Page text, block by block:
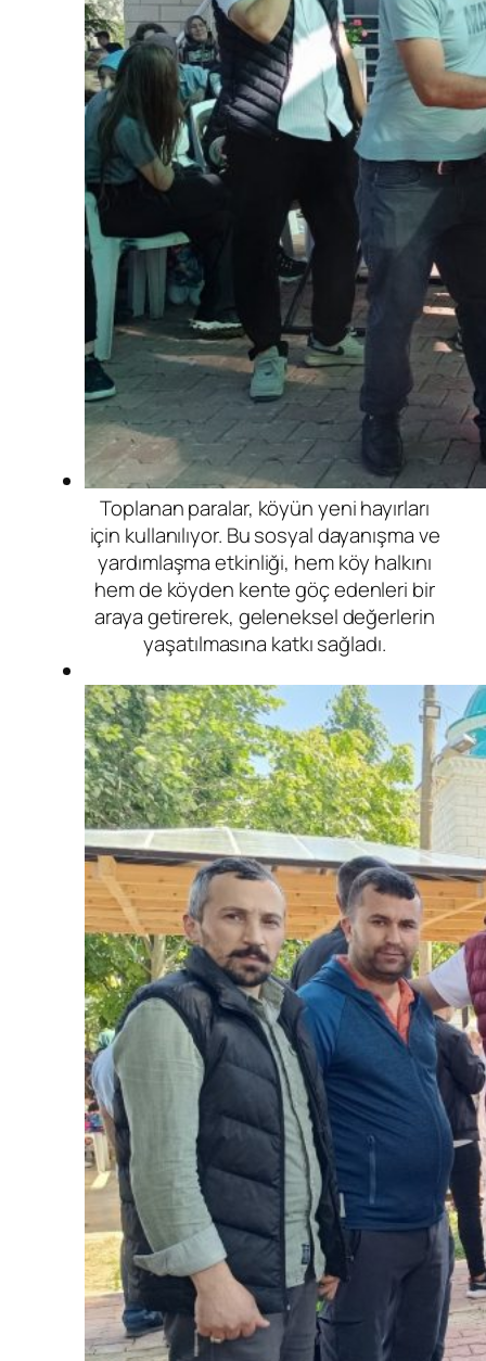
Toplanan paralar, köyün yeni hayırları
için kullanılıyor. Bu sosyal dayanışma ve
yardımlaşma etkinliği, hem köy halkını
hem de köyden kente göç edenleri bir
araya getirerek, geleneksel değerlerin
yaşatılmasına katkı sağladı.